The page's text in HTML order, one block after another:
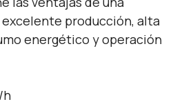
producción, alta
energético y operación
h